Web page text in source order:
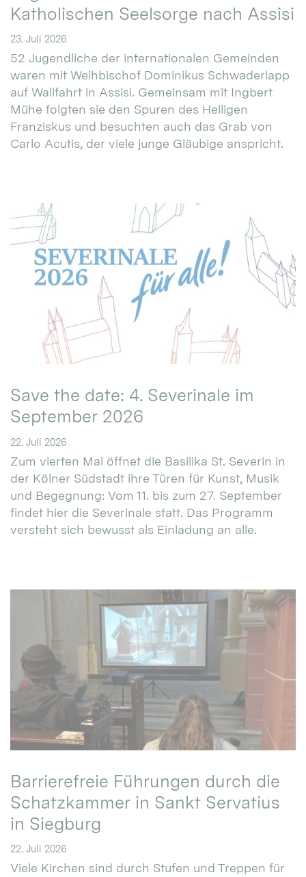
Katholischen Seelsorge nach Assisi
23. Juli 2026
52 Jugendliche der internationalen Gemeinden
waren mit Weihbischof Dominikus Schwaderlapp
auf Wallfahrt in Assisi. Gemeinsam mit Ingbert
Mühe folgten sie den Spuren des Heiligen
Franziskus und besuchten auch das Grab von
Carlo Acutis, der viele junge Gläubige anspricht.
Save the date: 4. Severinale im
September 2026
22. Juli 2026
Zum vierten Mal öffnet die Basilika St. Severin in
der Kölner Südstadt ihre Türen für Kunst, Musik
und Begegnung: Vom 11. bis zum 27. September
findet hier die Severinale statt. Das Programm
versteht sich bewusst als Einladung an alle.
Barrierefreie Führungen durch die
Schatzkammer in Sankt Servatius
in Siegburg
22. Juli 2026
Viele Kirchen sind durch Stufen und Treppen für